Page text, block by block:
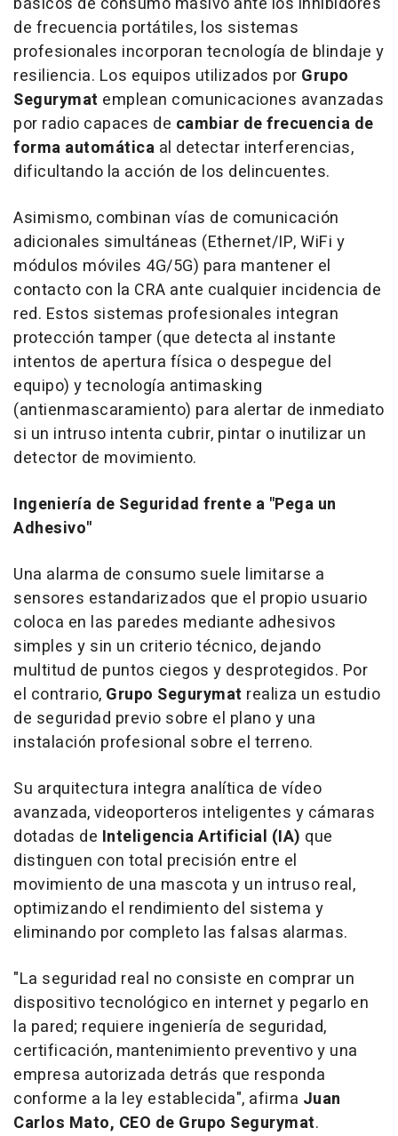
de frecuencia portátiles, los sistemas
profesionales incorporan tecnología de blindaje y
resiliencia. Los equipos utilizados por Grupo
Segurymat emplean comunicaciones avanzadas
por radio capaces de cambiar de frecuencia de
forma automática al detectar interferencias,
dificultando la acción de los delincuentes.
Asimismo, combinan vías de comunicación
adicionales simultáneas (Ethernet/IP, WiFi y
módulos móviles 4G/5G) para mantener el
contacto con la CRA ante cualquier incidencia de
red. Estos sistemas profesionales integran
protección tamper (que detecta al instante
intentos de apertura física o despegue del
equipo) y tecnología antimasking
(antienmascaramiento) para alertar de inmediato
si un intruso intenta cubrir, pintar o inutilizar un
detector de movimiento.
Ingeniería de Seguridad frente a "Pega un
Adhesivo"
Una alarma de consumo suele limitarse a
sensores estandarizados que el propio usuario
coloca en las paredes mediante adhesivos
simples y sin un criterio técnico, dejando
multitud de puntos ciegos y desprotegidos. Por
el contrario, Grupo Segurymat realiza un estudio
de seguridad previo sobre el plano y una
instalación profesional sobre el terreno.
Su arquitectura integra analítica de vídeo
avanzada, videoporteros inteligentes y cámaras
dotadas de Inteligencia Artificial (IA) que
distinguen con total precisión entre el
movimiento de una mascota y un intruso real,
optimizando el rendimiento del sistema y
eliminando por completo las falsas alarmas.
"La seguridad real no consiste en comprar un
dispositivo tecnológico en internet y pegarlo en
la pared; requiere ingeniería de seguridad,
certificación, mantenimiento preventivo y una
empresa autorizada detrás que responda
conforme a la ley establecida", afirma Juan
Carlos Mato, CEO de Grupo Segurymat.